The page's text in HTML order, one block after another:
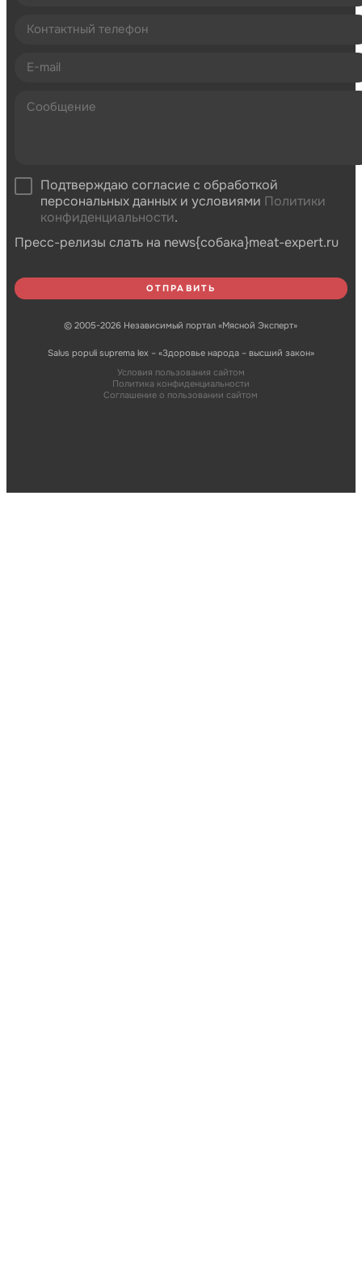
Подтверждаю согласие с обработкой
персональных данных и условиями Политики
конфиденциальности.
Пресс-релизы слать на news{собака}meat-expert.ru
© 2005-2026 Независимый портал «Мясной Эксперт»
Salus populi suprema lex – «Здоровье народа – высший закон»
Условия пользования сайтом
Политика конфиденциальности
Соглашение о пользовании сайтом